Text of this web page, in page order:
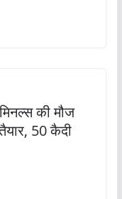
की मौज
50 कैदी